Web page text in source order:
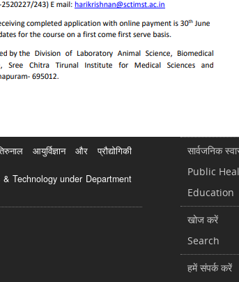
आयुर्विज्ञान और प्रौद्योगिकी
Technology under Department
सार्वजनिक
Public
Education
खोज करें
Search
हमें संपर्क करें